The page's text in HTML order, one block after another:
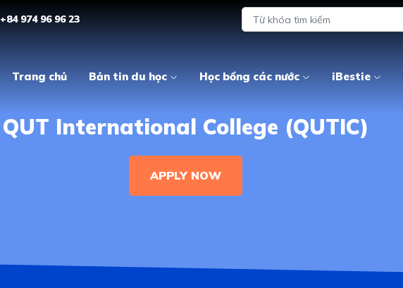
+84 974 96 96 23
Trang chủ Bản tin du học Học bổng các nước iBestie
QUT International College (QUTIC)
APPLY NOW